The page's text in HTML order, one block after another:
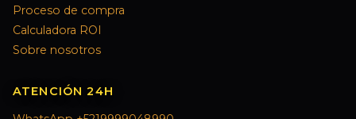
Proceso de compra
Calculadora ROI
Sobre nosotros
ATENCIÓN 24H